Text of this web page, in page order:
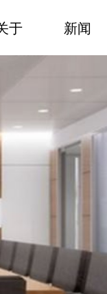
于 新闻